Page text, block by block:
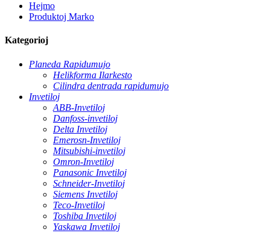
Hejmo
Produktoj Marko
Kategorioj
Planeda Rapidumujo
Helikforma Ilarkesto
Cilindra dentrada rapidumujo
Invetiloj
ABB-Invetiloj
Danfoss-invetiloj
Delta Invetiloj
Emerosn-Invetiloj
Mitsubishi-invetiloj
Omron-Invetiloj
Panasonic Invetiloj
Schneider-Invetiloj
Siemens Invetiloj
Teco-Invetiloj
Toshiba Invetiloj
Yaskawa Invetiloj